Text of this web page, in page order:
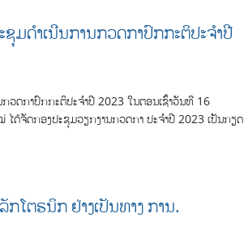
ຊຸມດຳເນີນການກວດກາປົກກະຕິປະຈຳປີ
ວດກາປົກກະຕິປະຈຳປີ 2023 ໃນຕອນເຊົ້າວັນທີ 16
ໄດ້ຈັດກອງປະຊຸມວຽກງານກວດກາ ປະຈໍາປີ 2023 ເປັນກຽດ
ກໂຕຣນິກ ຢ່າງເປັນທາງ ການ.